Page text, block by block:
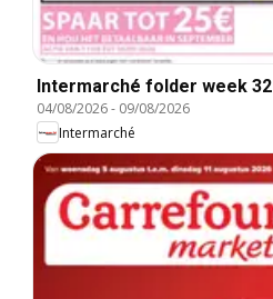
Intermarché folder week 32
04/08/2026- 09/08/2026
Intermarché